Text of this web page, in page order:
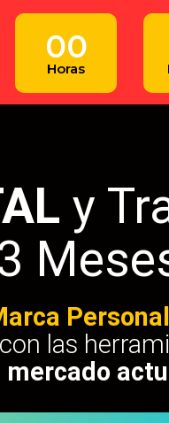
00
Horas
y
las